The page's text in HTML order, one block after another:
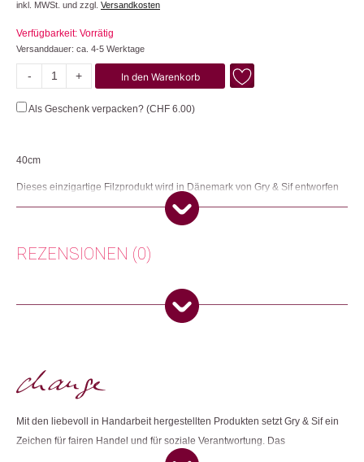
inkl. MWSt. und zzgl. Versandkosten
Verfügbarkeit: Vorrätig
Versanddauer: ca. 4-5 Werktage
-
Willow
+ In den Warenkorb
Als Geschenk verpacken? (CHF 6.00)
40cm
Dieses einzigartige Filzprodukt wird in Dänemark von Gry & Sif entworfen
und zu 100% in Nepal von sehr erfahrenen nepalesischen Frauen
handgefertigt. Gry & Sif ist ein Fair-Trade-zertifiziertes Unternehmen.
Produktion: Nepal
Dieses Produkt weiterempfehlen:
REZENSIONEN (0)
Es gibt noch keine Rezensionen.
Mit den liebevoll in Handarbeit hergestellten Produkten setzt Gry & Sif ein
Zeichen für fairen Handel und für soziale Verantwortung. Das